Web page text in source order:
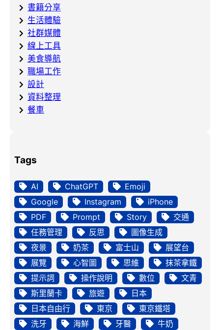
書籍分享
生活體驗
社群媒體
線上工具
美食導航
職場工作
設計
資料整理
餐車
Tags
AI ChatGPT
Emoji
Google
Instagram
iPhone
PDF
Prompt Story
交通
任務管理
反思
圖像生成
夜景
奶茶 富士山
展望台
展覽
心智圖 思維
抹茶拿鐵
提示詞
操作說明 數位
文青
斯里蘭卡
旅遊
日本
日本自由行
東京
東京鐵塔
洗牙
海鮮 牙醫
牛奶